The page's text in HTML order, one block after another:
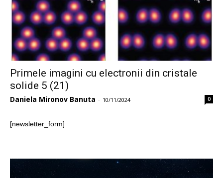
Primele imagini cu electronii din cristale
solide 5 (21)
Daniela Mironov Banuta - 10/11/2024 0
[newsletter_form]